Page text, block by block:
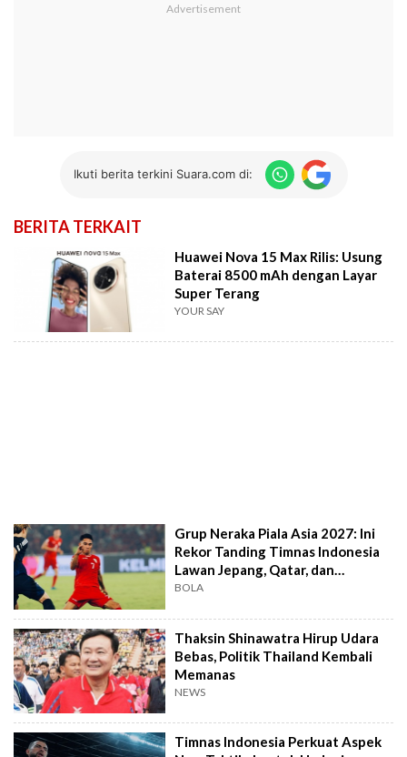
Ikuti berita terkini Suara.com di:
BERITA TERKAIT
Huawei Nova 15 Max Rilis: Usung
Baterai 8500 mAh dengan Layar
Super Terang
YOUR SAY
Grup Neraka Piala Asia 2027: Ini
Rekor Tanding Timnas Indonesia
Lawan Jepang, Qatar, dan
Thailand
BOLA
Thaksin Shinawatra Hirup Udara
Bebas, Politik Thailand Kembali
Memanas
NEWS
Timnas Indonesia Perkuat Aspek